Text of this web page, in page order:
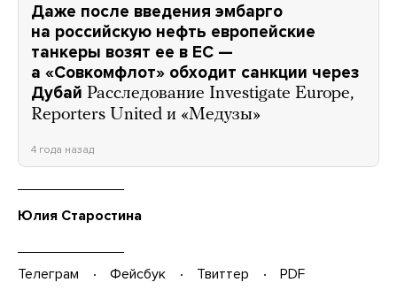
Даже после введения эмбарго
на российскую нефть европейские
танкеры возят ее в ЕС —
а «Совкомфлот» обходит санкции через
Дубай Расследование Investigate Europe,
Reporters United и «Медузы»
4 года назад
Юлия Старостина
Телеграм Фейсбук Твиттер
PDF